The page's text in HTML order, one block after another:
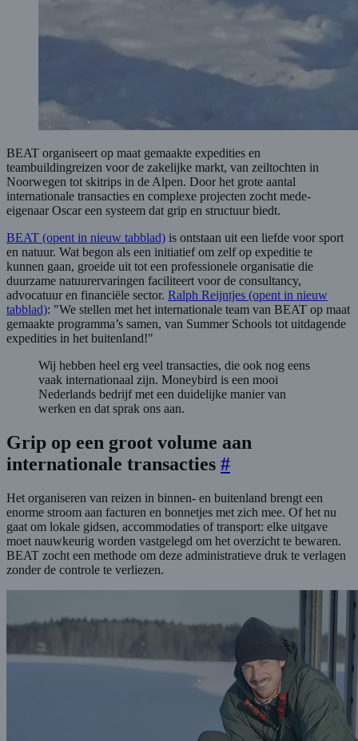
BEAT organiseert op maat gemaakte expedities en
teambuildingreizen voor de zakelijke markt, van zeiltochten in
Noorwegen tot skitrips in de Alpen. Door het grote aantal
internationale transacties en complexe projecten zocht mede-
eigenaar Oscar een systeem dat grip en structuur biedt.
BEAT (opent in nieuw tabblad) is ontstaan uit een liefde voor sport
en natuur. Wat begon als een initiatief om zelf op expeditie te
kunnen gaan, groeide uit tot een professionele organisatie die
duurzame natuurervaringen faciliteert voor de consultancy,
advocatuur en financiële sector. Ralph Reijntjes (opent in nieuw
tabblad): "We stellen met het internationale team van BEAT op maat
gemaakte programma’s samen, van Summer Schools tot uitdagende
expedities in het buitenland!"
Wij hebben heel erg veel transacties, die ook nog eens
vaak internationaal zijn. Moneybird is een mooi
Nederlands bedrijf met een duidelijke manier van
werken en dat sprak ons aan.
Grip op een groot volume aan
internationale transacties #
Het organiseren van reizen in binnen- en buitenland brengt een
enorme stroom aan facturen en bonnetjes met zich mee. Of het nu
gaat om lokale gidsen, accommodaties of transport: elke uitgave
moet nauwkeurig worden vastgelegd om het overzicht te bewaren.
BEAT zocht een methode om deze administratieve druk te verlagen
zonder de controle te verliezen.